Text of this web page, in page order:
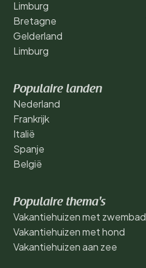
Limburg
Bretagne
Gelderland
Limburg
Populaire landen
Nederland
Frankrijk
Italië
Spanje
België
Populaire thema's
Vakantiehuizen met zwembad
Vakantiehuizen met hond
Vakantiehuizen aan zee